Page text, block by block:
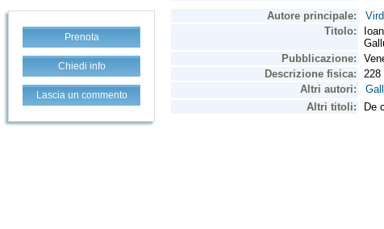
Prenota
Chiedi info
Lascia un commento